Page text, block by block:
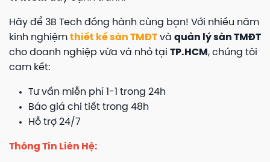
Hãy để 3B Tech đồng hành cùng bạn! Với nhiều năm
kinh nghiệm thiết kế sàn TMĐT và quản lý sàn TMĐT
cho doanh nghiệp vừa và nhỏ tại TP.HCM , chúng tôi
cam kết:
Tư vấn miễn phí 1-1 trong 24h
Báo giá chi tiết trong 48h
Hỗ trợ 24/7
Thông Tin Liên Hệ: